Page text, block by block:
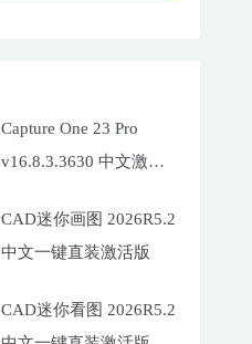
Capture One 23 Pro
v16.8.3.3630 中文激活
CAD迷你画图 2026R5.2
中文一键直装激活版
CAD迷你看图 2026R5.2